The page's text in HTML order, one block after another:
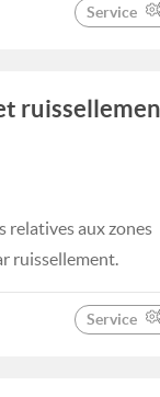
Service
relatives aux zones
ruissellement.
Service